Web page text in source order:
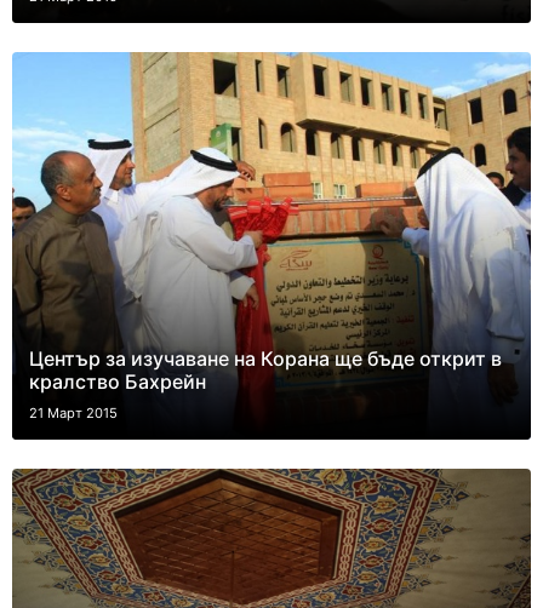
Център за изучаване на Корана ще бъде открит в
кралство Бахрейн
21 Март 2015